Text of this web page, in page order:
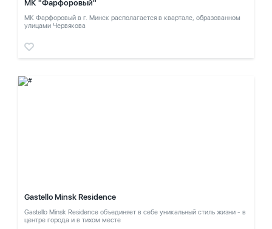
МК "Фарфоровый"
МК Фарфоровый в г. Минск располагается в квартале, образованном
улицами Червякова
Gastello Minsk Residence
Gastello Minsk Residence объединяет в себе уникальный стиль жизни - в
центре города и в тихом месте